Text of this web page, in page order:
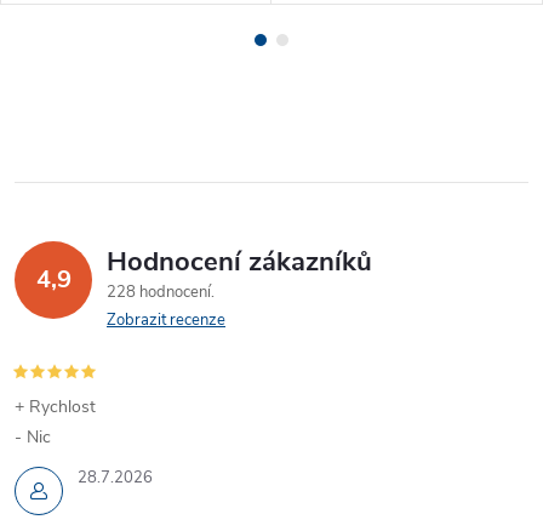
4,9 Hodnocení zákazníků
228 hodnocení
Zobrazit recenze
28.7.2026
+ Rychlost
- Nic